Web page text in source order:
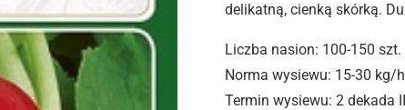
delikatną, cienką skórką.
Liczba nasion: 100-150
Norma wysiewu: 15-30 kg/
Termin wysiewu: 2 dekada